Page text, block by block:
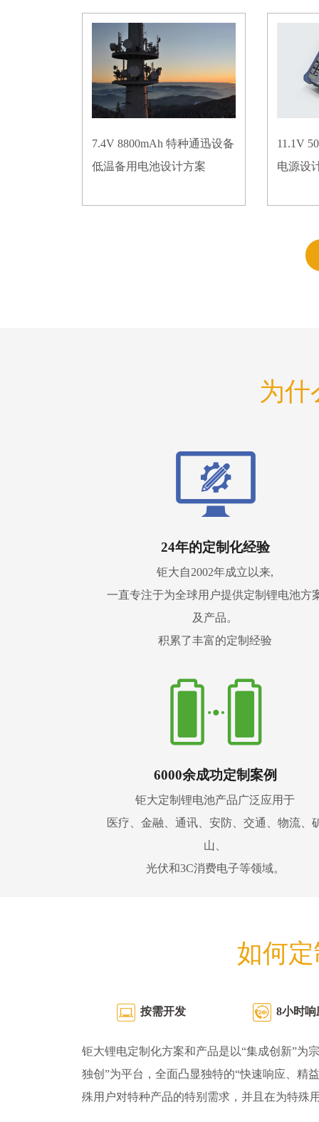
7.4V 8800mAh 特种通迅设备
低温备用电池设计方案
11.1V
电源设
为什
24年的定制化经验
钜大自2002年成立以来,
一直专注于为全球用户提供定制锂电池方
及产品。
积累了丰富的定制经验
6000余成功定制案例
钜大定制锂电池产品广泛应用于
医疗、金融、通讯、安防、交通、物流、
山、
光伏和3C消费电子等领域。
如何
按需开发 8小时响
钜大锂电定制化方案和产品是以“集成创新”为
独创”为平台，全面凸显独特的“快速响应、精
殊用户对特种产品的特别需求，并且在为特殊